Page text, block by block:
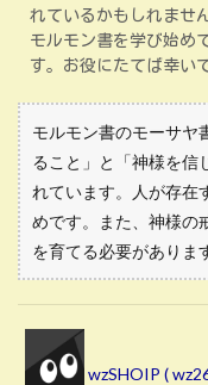
れているかもしれません
モルモン書を学び始め
す。お役にたてば幸い
モルモン書のモーサヤ
ること」と「神様を信
れています。人が存在
めです。また、神様の
を育てる必要がありま
wzSHOIP (